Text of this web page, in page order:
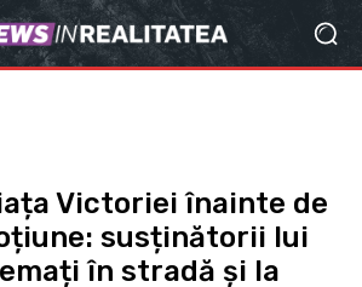
Victoriei înainte de
susținătorii lui
în stradă și la